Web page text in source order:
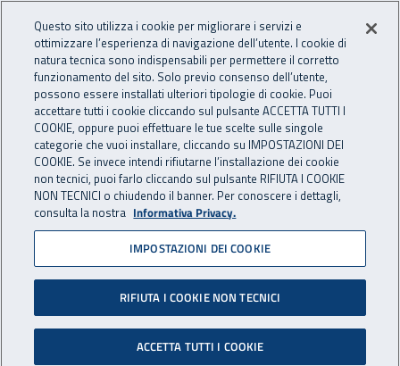
INAIL - Istituto Nazionale
Apri cerca
Navigazione principale
Navigazione - Ti trovi in:
Home Assistenza e supporto
Guide e manuali operativi
Gestione del rapporto assicurativo
Gestione del rapporto
assicurativo
ALLEGATI
Scarica file:
Ricorsi Oscillazione tasso medio
Formato PDF — Dimensione 1.80 MB
Questo sito utilizza i cookie per migliorare i servizi e
ottimizzare l’esperienza di navigazione dell’utente. I cookie di
natura tecnica sono indispensabili per permettere il corretto
funzionamento del sito. Solo previo consenso dell’utente,
possono essere installati ulteriori tipologie di cookie. Puoi
accettare tutti i cookie cliccando sul pulsante ACCETTA TUTTI I
COOKIE, oppure puoi effettuare le tue scelte sulle singole
categorie che vuoi installare, cliccando su IMPOSTAZIONI DEI
COOKIE. Se invece intendi rifiutarne l’installazione dei cookie
non tecnici, puoi farlo cliccando sul pulsante RIFIUTA I COOKIE
NON TECNICI o chiudendo il banner. Per conoscere i dettagli,
consulta la nostra Informativa Privacy.
IMPOSTAZIONI DEI COOKIE
RIFIUTA I COOKIE NON TECNICI
ACCETTA TUTTI I COOKIE